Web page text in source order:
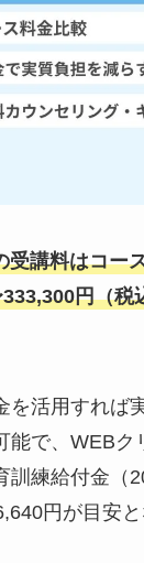
受講料はコー
円（税
を活用すれば
能で、WEBク
訓練給付金（
円が目安と